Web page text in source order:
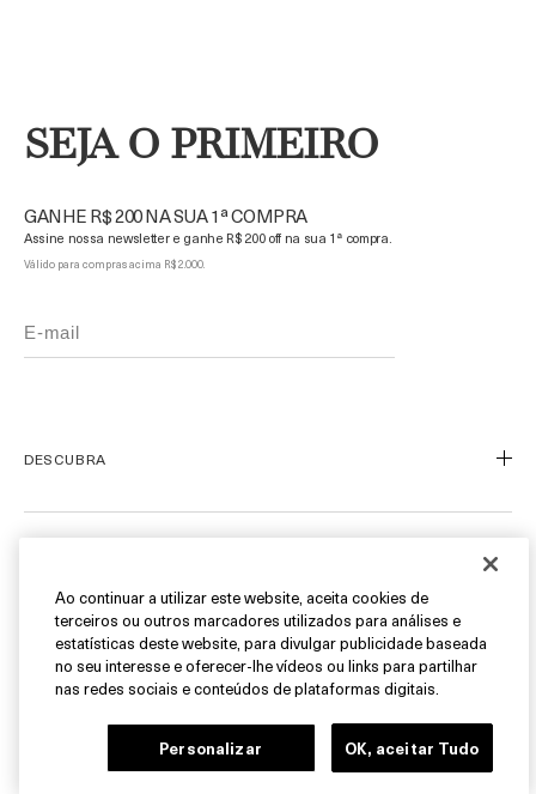
SEJA O PRIMEIRO
GANHE R$ 200 NA SUA 1ª COMPRA
Assine nossa newsletter e ganhe R$ 200 off na sua 1ª compra.
Válido para compras acima R$ 2.000.
DESCUBRA
Miracle Broth™
Blue Heart
Ofertas
Meu Perfil
Fale Conosco
Personal Shopper
Cancelamentos & Devoluções
Encontre uma Boutique/SPA
SIGA-NOS
Ao continuar a utilizar este website, aceita cookies de
terceiros ou outros marcadores utilizados para análises e
estatísticas deste website, para divulgar publicidade baseada
no seu interesse e oferecer-lhe vídeos ou links para partilhar
nas redes sociais e conteúdos de plataformas digitais.
Personalizar OK, aceitar Tudo